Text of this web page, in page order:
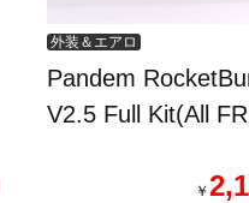
外装＆エアロ
Pandem
V2.5 Full Kit(All
￥